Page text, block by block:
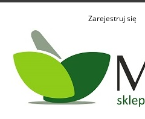
Zarejestruj się